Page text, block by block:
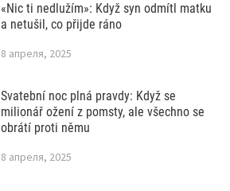
«Nic ti nedlužím»: Když syn odmítl matku
a netušil, co přijde ráno
8 апреля, 2025
Svatební noc plná pravdy: Když se
milionář ožení z pomsty, ale všechno se
obrátí proti němu
8 апреля, 2025